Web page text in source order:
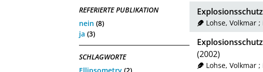
REFERIERTE PUBLIKATION
nein (8)
ja (3)
SCHLAGWORTE
Ellipsometry (2)
Lohse, Volkmar ;
(2002)
Lohse, Volkmar ;